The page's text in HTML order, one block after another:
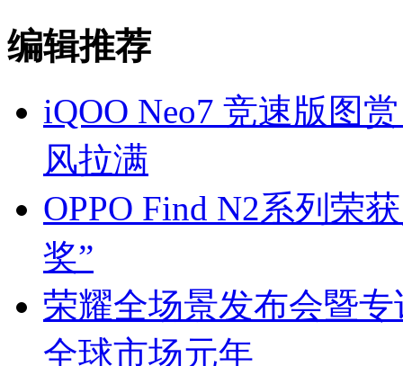
编辑推荐
iQOO Neo7 竞速版图
风拉满
OPPO Find N2系列荣
奖”
荣耀全场景发布会暨
全球市场元年